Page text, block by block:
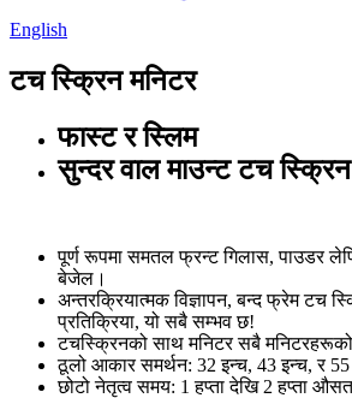
English
टच स्क्रिन मनिटर
फास्ट र स्लिम
सुन्दर वाल माउन्ट टच स्क्रिन
पूर्ण रूपमा समतल फ्रन्ट गिलास, पाउडर
बेजेल।
अन्तरक्रियात्मक विज्ञापन, बन्द फ्रेम टच
प्रतिक्रिया, यो सबै सम्भव छ!
टचस्क्रिनको साथ मनिटर सबै मनिटरहरूको
ठूलो आकार समर्थन: 32 इन्च, 43 इन्च, र 55
छोटो नेतृत्व समय: 1 हप्ता देखि 2 हप्ता